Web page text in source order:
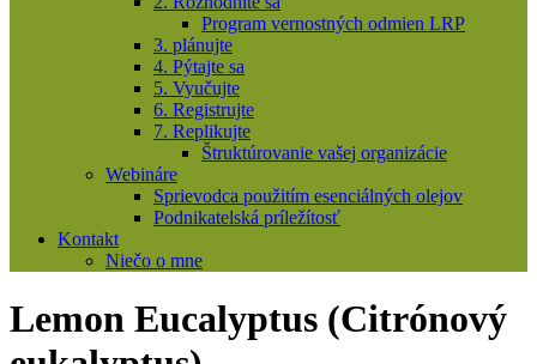
Program vernostných odmien LRP
3. plánujte
4. Pýtajte sa
5. Vyučujte
6. Registrujte
7. Replikujte
Štruktúrovanie vašej organizácie
Webináre
Sprievodca použitím esenciálných olejov
Podnikatelská príležítosť
Kontakt
Niečo o mne
Lemon Eucalyptus (Citrónový